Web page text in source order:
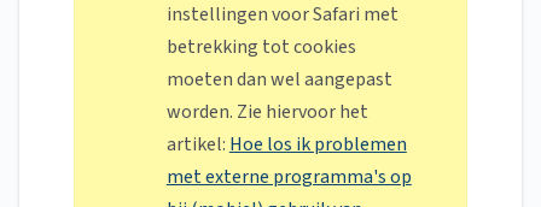
instellingen voor Safari met
betrekking tot cookies
moeten dan wel aangepast
worden. Zie hiervoor het
artikel: Hoe los ik problemen
met externe programma's op